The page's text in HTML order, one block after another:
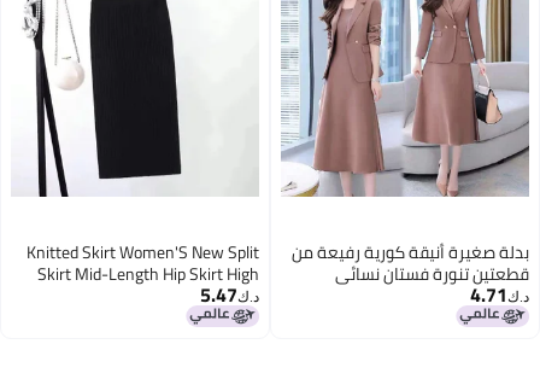
بدلة صغيرة أنيقة كورية رفيعة من
قطعتين تنورة فستان نسائي
د.ك‏4.71
Knitted Skirt Women'S New Split
Skirt Mid-Length Hip Skirt High
Waist One-Step Skirt Long Skirt
د.ك‏5.47